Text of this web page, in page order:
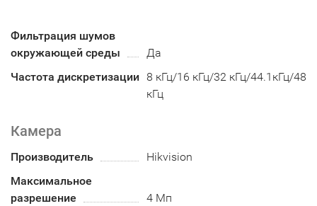
Фильтрация шумов
окружающей среды
Да
Частота дискретизации 8 кГц/16 кГц/32 кГц/44.1кГц/48
кГц
Камера
Производитель
Hikvision
Максимальное
разрешение
4 Мп